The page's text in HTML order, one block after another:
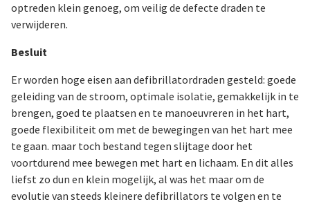
optreden klein genoeg, om veilig de defecte draden te
verwijderen.
Besluit
Er worden hoge eisen aan defibrillatordraden gesteld: goede
geleiding van de stroom, optimale isolatie, gemakkelijk in te
brengen, goed te plaatsen en te manoeuvreren in het hart,
goede flexibiliteit om met de bewegingen van het hart mee
te gaan. maar toch bestand tegen slijtage door het
voortdurend mee bewegen met hart en lichaam. En dit alles
liefst zo dun en klein mogelijk, al was het maar om de
evolutie van steeds kleinere defibrillators te volgen en te